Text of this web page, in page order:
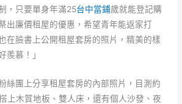
，只要單身年滿25台中當鋪歲就能登記購
出廉價租屋的優惠，希望青年能返家打
在臉書上公開租屋套房的照片，精美的樣
羨慕！」
絲團上分享租屋套房的內部照片，目測約
上木質地板、雙人床，還有個人沙發、夜